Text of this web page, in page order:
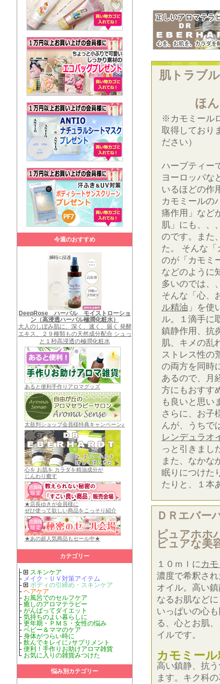
今週のおすすめ
DeepRose ハーバル モイストローショ
ン（高浸透ハーバル極潤化粧水）
大人のしぼみ肌に、深く、速く、届く 発酵
エキス、２９種類もの天然成分配合 シュっ
と１秒高浸透の極潤化粧水
あると便利手作りアロマグッズ
太鼓判ショップ会員様特典キャンペーン♪
心を お肌を カラダを精油成分が
じんわり癒す
★店長ゆきが会員様に
ぜひ使って欲しい商品をこっそり紹介
★あの超人気商品もセール中★
カテゴリー
├
スキンケア
├ メイク・ＵＶ対策アイテム
├
ボディの引締め・スキンケア
├ ヘアケア
├ お風呂でのセルフケア
├ 癒しのアロマテラピー
├ がんばってダイエット
├ 気持ちのよい暮らしに
├ 更年期・ＰＭＳ・女性の悩み
├ ベビー＆ママのケア
├ 身体がつらい時に
├ 飲んでキレイに♪サプリメント
├ 便利！手作りお助けアロマ雑貨
└ お気に入りの雑貨みつけた
悩み別カテゴリー
肌トラブ
ほ
※カモミール
取得しており
ださい）
ハーブティー
ヨーロッパな
いるほどの作
カモミールの
痛作用」など
肌」にも、、
のです。また
た。 そんな
のが「カモミ
などのように
多いのでは、
そんな「心、
ル精油 」を使
ル。１滴手に
鎮静作用、抗
肌、キメの乱
ストレス性の
の両方を同時
あるので、月
方にもおすす
も良いと思い
さらに、お子
んが、うちで
レンデュラオ
っと引きまし
また、なかな
眠りにつけた
たりと、１本
ＤＲエバー
ピュアホホ
ピュアな美
１０ｍｌにカ
濃度で希釈さ
オイル。高い
なるお肌など
いっぱいの心
る、心とお肌
イルです。
カモミール
高い鎮静、抗
ます。キク科